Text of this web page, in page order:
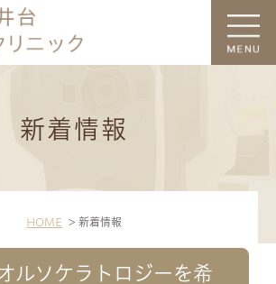
新着情報
HOME 新着情報
ルソケラトロジーを希